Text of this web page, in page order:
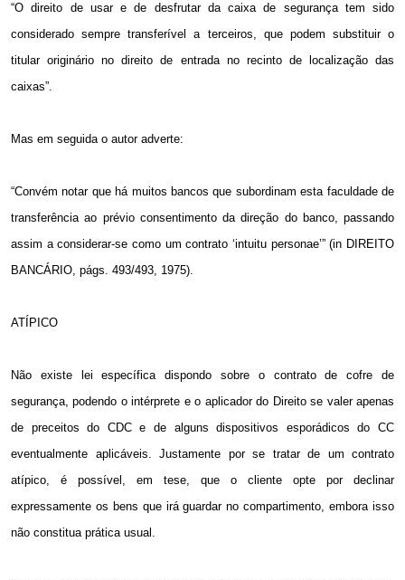
“O direito de usar e de desfrutar da caixa de segurança tem sido
considerado sempre transferível a terceiros, que podem substituir o
titular originário no direito de entrada no recinto de localização das
caixas”.
Mas em seguida o autor adverte:
“Convém notar que há muitos bancos que subordinam esta faculdade de
transferência ao prévio consentimento da direção do banco, passando
assim a considerar-se como um contrato ‘intuitu personae’” (in DIREITO
BANCÁRIO, págs. 493/493, 1975).
ATÍPICO
Não existe lei específica dispondo sobre o contrato de cofre de
segurança, podendo o intérprete e o aplicador do Direito se valer apenas
de preceitos do CDC e de alguns dispositivos esporádicos do CC
eventualmente aplicáveis. Justamente por se tratar de um contrato
atípico, é possível, em tese, que o cliente opte por declinar
expressamente os bens que irá guardar no compartimento, embora isso
não constitua prática usual.